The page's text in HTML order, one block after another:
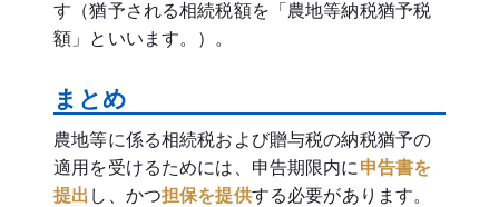
す（猶予される相続税額を「農地等納税猶予税
額」といいます。）。
まとめ
農地等に係る相続税および贈与税の納税猶予の
適用を受けるためには、申告期限内に 申告書を
提出 し、かつ担保を提供する必要があります。